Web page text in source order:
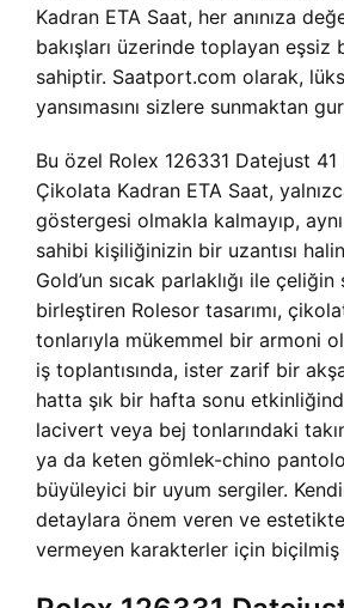
Kadran ETA Saat, her anınıza
bakışları üzerinde toplayan eşsiz
sahiptir. Saatport.com olarak,
yansımasını sizlere sunmaktan
Bu özel Rolex 126331 Datejust
Çikolata Kadran ETA Saat,
göstergesi olmakla kalmayıp,
sahibi kişiliğinizin bir uzantısı
Gold’un sıcak parlaklığı ile çeliğin
birleştiren Rolesor tasarımı,
tonlarıyla mükemmel bir armoni
iş toplantısında, ister zarif bir
hatta şık bir hafta sonu
lacivert veya bej tonlarındaki
ya da keten gömlek-chino
büyüleyici bir uyum sergiler.
detaylara önem veren ve
vermeyen karakterler için biçilmiş